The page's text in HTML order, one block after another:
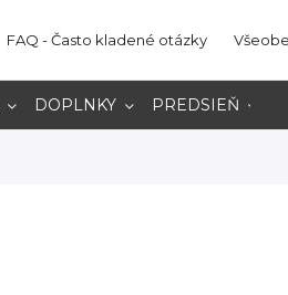
FAQ - Často kladené otázky
DOPLNKY PREDSIEŇ